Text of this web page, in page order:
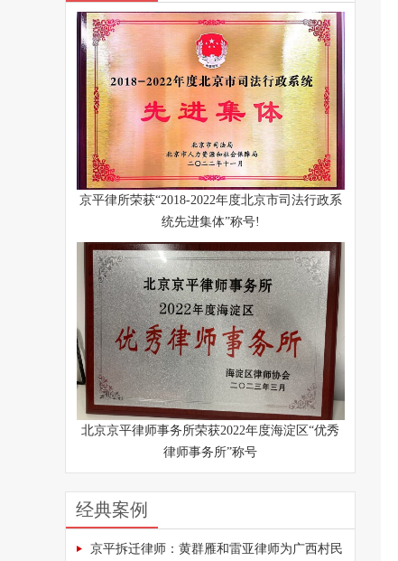
京平律所荣获“2018-2022年度北京市司法行政系
统先进集体”称号!
北京京平律师事务所荣获2022年度海淀区“优秀
律师事务所”称号
经典案例
京平拆迁律师：黄群雁和雷亚律师为广西村民